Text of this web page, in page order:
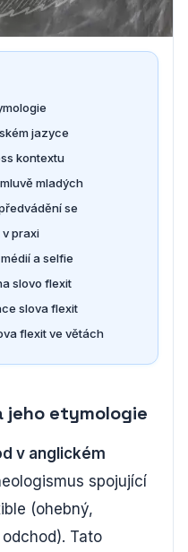
jazyce
kontextu
mladých
se
praxi
a selfie
slovo flexit
slova flexit
flexit ve větách
jeho etymologie
v anglickém
spojující
(ohebný,
Tato